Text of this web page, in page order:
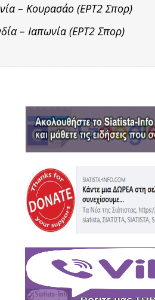
– Κουρασάο (ΕΡΤ2 Σπορ)
– Ιαπωνία (ΕΡΤ2 Σπορ)